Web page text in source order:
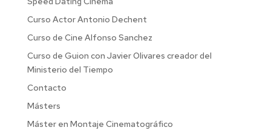
Curso Actor Antonio Dechent
Curso de Cine Alfonso Sanchez
Curso de Guion con Javier Olivares creador del
Ministerio del Tiempo
Contacto
Másters
Máster en Montaje Cinematográfico